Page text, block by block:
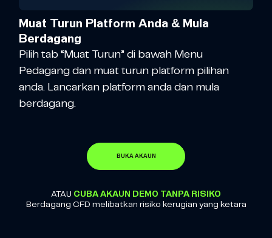
Muat Turun Platform Anda & Mula
Berdagang
Pilih tab “Muat Turun” di bawah Menu
Pedagang dan muat turun platform pilihan
anda. Lancarkan platform anda dan mula
berdagang.
BUKA AKAUN
ATAU CUBA AKAUN DEMO TANPA RISIKO
Berdagang CFD melibatkan risiko kerugian yang ketara